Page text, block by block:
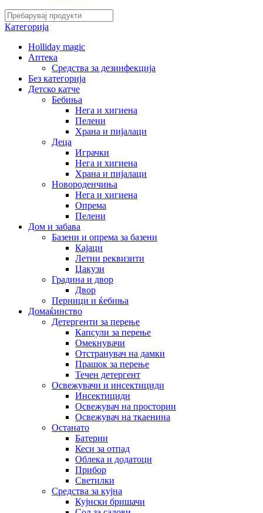
Категорија
Holliday magic
Аптека
Средства за дезинфекција
Без категорија
Детско катче
Бебиња
Нега и хигиена
Пелени
Храна и пијалаци
Деца
Играчки
Нега и хигиена
Храна и пијалаци
Новороденчиња
Нега и хигиена
Опрема
Пелени
Дом и забава
Базени и опрема за базени
Кајаци
Летни реквизити
Џакузи
Градина и двор
Двор
Перници и ќебиња
Домаќинство
Детергенти за перење
Капсули за перење
Омекнувачи
Отстранувач на дамки
Прашок за перење
Течен детергент
Освежувачи и инсектициди
Инсектициди
Освежувач на простории
Освежувач на ткаенина
Останато
Батерии
Кеси за отпад
Облека и додатоци
Прибор
Светилки
Средства за кујна
Кујнски бришачи